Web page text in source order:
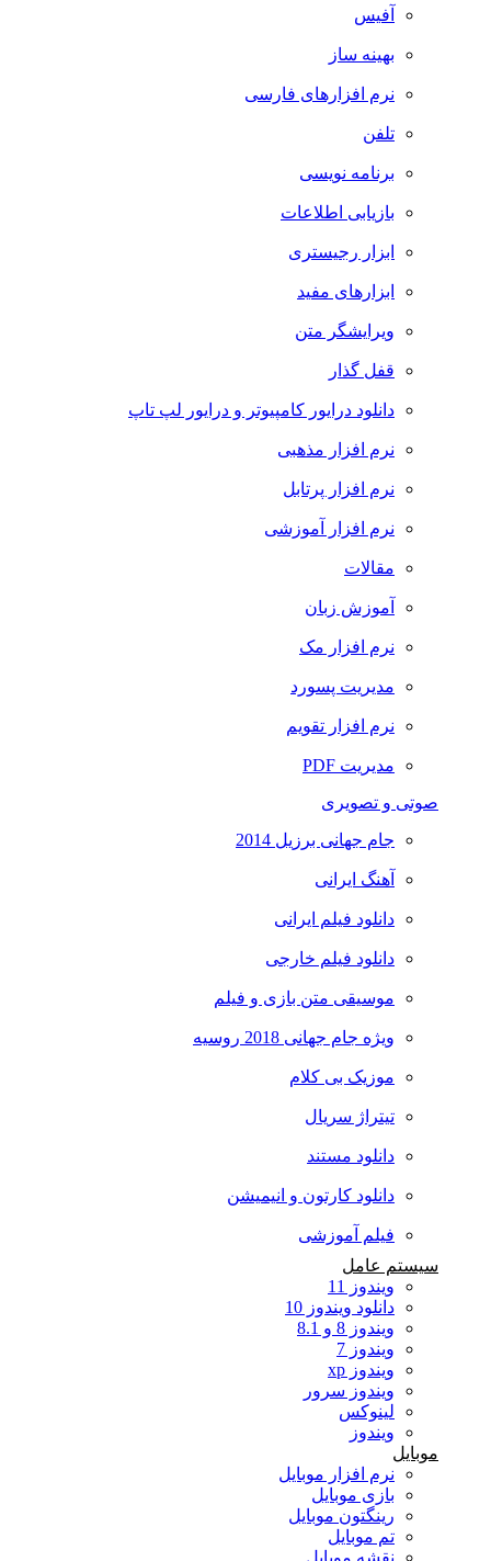
آفیس
بهینه ساز
نرم افزارهای فارسی
تلفن
برنامه نویسی
بازیابی اطلاعات
ابزار رجیستری
ابزارهای مفید
ویرایشگر متن
قفل گذار
دانلود درایور کامپیوتر و درایور لپ تاپ
نرم افزار مذهبی
نرم افزار پرتابل
نرم افزار آموزشی
مقالات
آموزش زبان
نرم افزار مک
مدیریت پسورد
نرم افزار تقویم
مدیریت PDF
صوتی و تصویری
جام جهانی برزیل 2014
آهنگ ایرانی
دانلود فیلم ایرانی
دانلود فیلم خارجی
موسیقی متن بازی و فیلم
ویژه جام جهانی 2018 روسیه
موزیک بی کلام
تیتراژ سریال
دانلود مستند
دانلود کارتون و انیمیشن
فیلم آموزشی
سیستم عامل
ویندوز 11
دانلود ویندوز 10
ویندوز 8 و 8.1
ویندوز 7
ویندوز xp
ویندوز سرور
لینوکس
ویندوز
موبایل
نرم افزار موبایل
بازی موبایل
رینگتون موبایل
تم موبایل
نقشه موبایل